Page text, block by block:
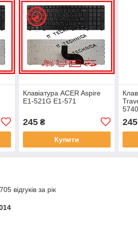
Клавіатура ACER Aspire
E1-521G E1-571
245₴
Купити
E1-
245
відгуків за рік